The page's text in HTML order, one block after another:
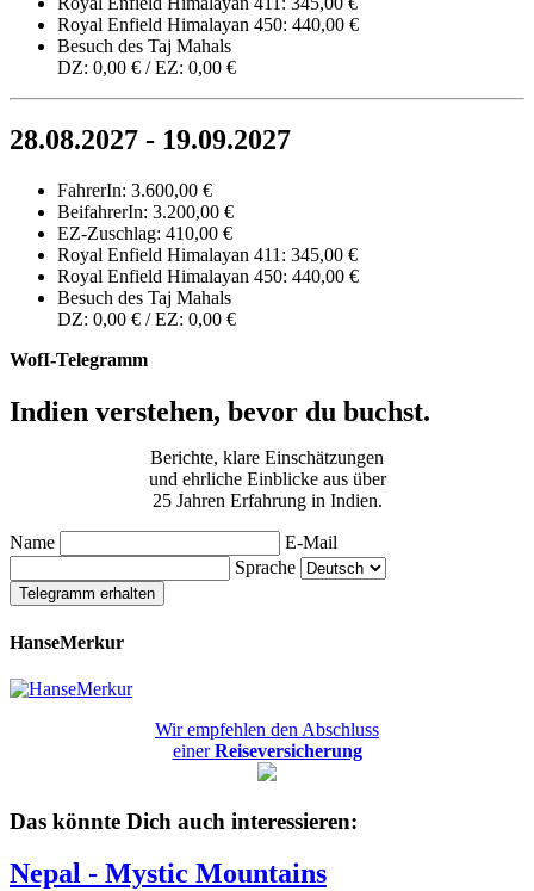
Royal Enfield Himalayan 450: 440,00 €
Besuch des Taj Mahals
DZ: 0,00 € / EZ: 0,00 €
28.08.2027 - 19.09.2027
FahrerIn: 3.600,00 €
BeifahrerIn: 3.200,00 €
EZ-Zuschlag: 410,00 €
Royal Enfield Himalayan 411: 345,00 €
Royal Enfield Himalayan 450: 440,00 €
Besuch des Taj Mahals
DZ: 0,00 € / EZ: 0,00 €
WofI-Telegramm
Indien verstehen, bevor du buchst.
Berichte, klare Einschätzungen
und ehrliche Einblicke aus über
25 Jahren Erfahrung in Indien.
Name
E-Mail
Sprache
Telegramm erhalten
HanseMerkur
Wir empfehlen den Abschluss
einerReiseversicherung
Das könnte Dich auch interessieren:
Nepal - Mystic Mountains